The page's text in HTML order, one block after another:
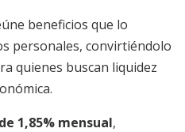
beneficios que lo
personales, convirtiéndolo
quienes buscan liquidez
1,85% mensual,